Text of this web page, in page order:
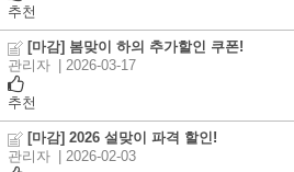
추천
[마감] 봄맞이 하의 추가할인 쿠폰!
관리자
| 2026-03-17
추천
[마감] 2026 설맞이 파격 할인!
관리자
| 2026-02-03